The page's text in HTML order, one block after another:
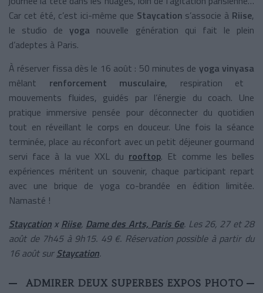
Car cet été, c’est ici-même que Staycation s’associe à Riise,
le studio deyoga nouvelle génération qui fait le plein
d’adeptes à Paris.
À réserver fissa dès le 16 août : 50 minutes de yoga vinyasa
mêlant renforcement musculaire, respiration et
mouvements fluides, guidés par l’énergie du coach. Une
pratique immersive pensée pour déconnecter du quotidien
tout en réveillant le corps en douceur. Une fois la séance
terminée, place au réconfort avec un petit déjeuner gourmand
servi face à la vue XXL du rooftop. Et comme les belles
expériences méritent un souvenir, chaque participant repart
avec une brique de yoga co-brandée en édition limitée.
Namasté !
Staycation x Riise, Dame des Arts, Paris 6e. Les 26, 27 et 28
août de 7h45 à 9h15. 49 €. Réservation possible à partir du
16 août surStaycation.
ADMIRER DEUX SUPERBES EXPOS PHOTO